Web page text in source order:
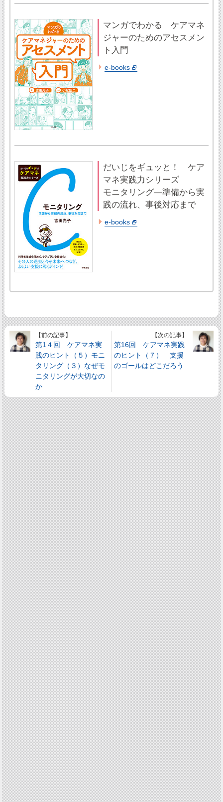
マンガでわかる ケアマネ
ジャーのためのアセスメン
ト入門
e-books
だいじをギュッと！ ケア
マネ実践力シリーズ
モニタリング―準備から実
践の流れ、事後対応まで
e-books
【前の記事】
第1４回 ケアマネ実
践のヒント（５）モニ
タリング（３）なぜモ
ニタリングが大切なの
か
【次の記事】
第16回 ケアマネ実践
のヒント（７） 支援
のゴールはどこだろう